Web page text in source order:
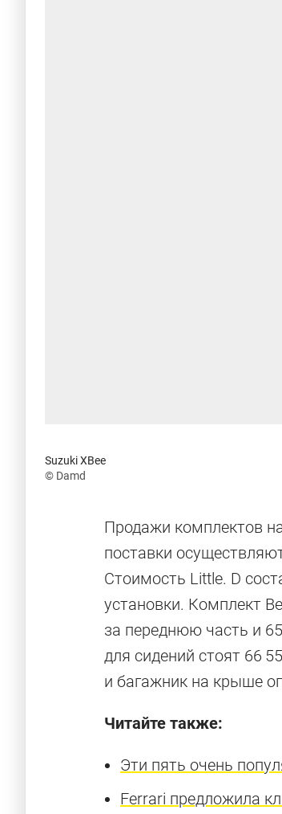
Suzuki XBee
© Damd
Продажи комплектов
поставки
Стоимость Little. D
установки. Комплект
за переднюю часть и
для сидений стоят 66
и багажник на крыше
Читайте также:
Эти пять очень
Ferrari предложила